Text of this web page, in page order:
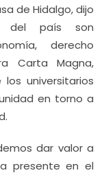
de Hidalgo, dijo
del país son
derecho
Carta Magna,
universitarios
en torno a
dar valor a
presente en el